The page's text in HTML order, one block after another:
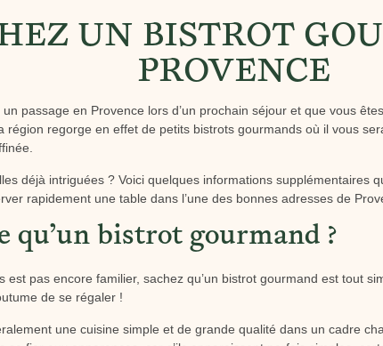
UN BISTROT
PROVENCE
passage en Provence lors d’un prochain séjour et que vous
région regorge en effet de petits bistrots gourmands où il vous
déjà intriguées ? Voici quelques informations supplémentaires
rapidement une table dans l’une des bonnes adresses de
qu’un bistrot gourmand ?
est pas encore familier, sachez qu’un bistrot gourmand est tout
de se régaler !
une cuisine simple et de grande qualité dans un cadre